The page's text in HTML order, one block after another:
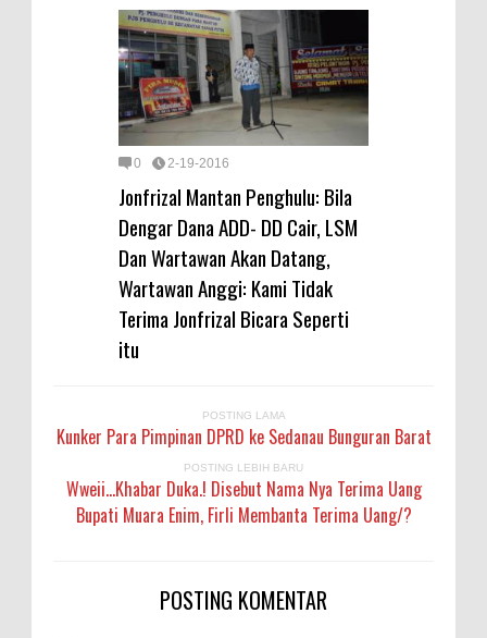
0 2-19-2016
Jonfrizal Mantan Penghulu: Bila
Dengar Dana ADD- DD Cair, LSM
Dan Wartawan Akan Datang,
Wartawan Anggi: Kami Tidak
Terima Jonfrizal Bicara Seperti
itu
POSTING LAMA
Kunker Para Pimpinan DPRD ke Sedanau Bunguran Barat
POSTING LEBIH BARU
Wweii...Khabar Duka.! Disebut Nama Nya Terima Uang
Bupati Muara Enim, Firli Membanta Terima Uang/?
POSTING KOMENTAR